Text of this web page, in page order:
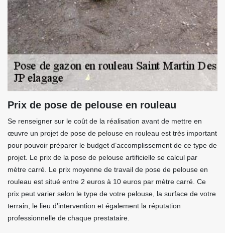
Prix de pose de pelouse en rouleau
Se renseigner sur le coût de la réalisation avant de mettre en
œuvre un projet de pose de pelouse en rouleau est très important
pour pouvoir préparer le budget d’accomplissement de ce type de
projet. Le prix de la pose de pelouse artificielle se calcul par
mètre carré. Le prix moyenne de travail de pose de pelouse en
rouleau est situé entre 2 euros à 10 euros par mètre carré. Ce
prix peut varier selon le type de votre pelouse, la surface de votre
terrain, le lieu d’intervention et également la réputation
professionnelle de chaque prestataire.